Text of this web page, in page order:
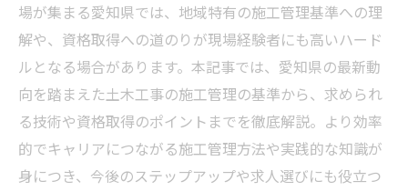
場が集まる愛知県では、地域特有の施工管理基準への理
解や、資格取得への道のりが現場経験者にも高いハード
ルとなる場合があります。本記事では、愛知県の最新動
向を踏まえた土木工事の施工管理の基準から、求められ
る技術や資格取得のポイントまでを徹底解説。より効率
的でキャリアにつながる施工管理方法や実践的な知識が
身につき、今後のステップアップや求人選びにも役立つ